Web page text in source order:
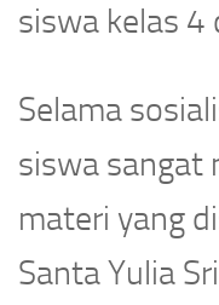
siswa kelas 4
Selama
siswa sangat
materi yang
Santa Yulia